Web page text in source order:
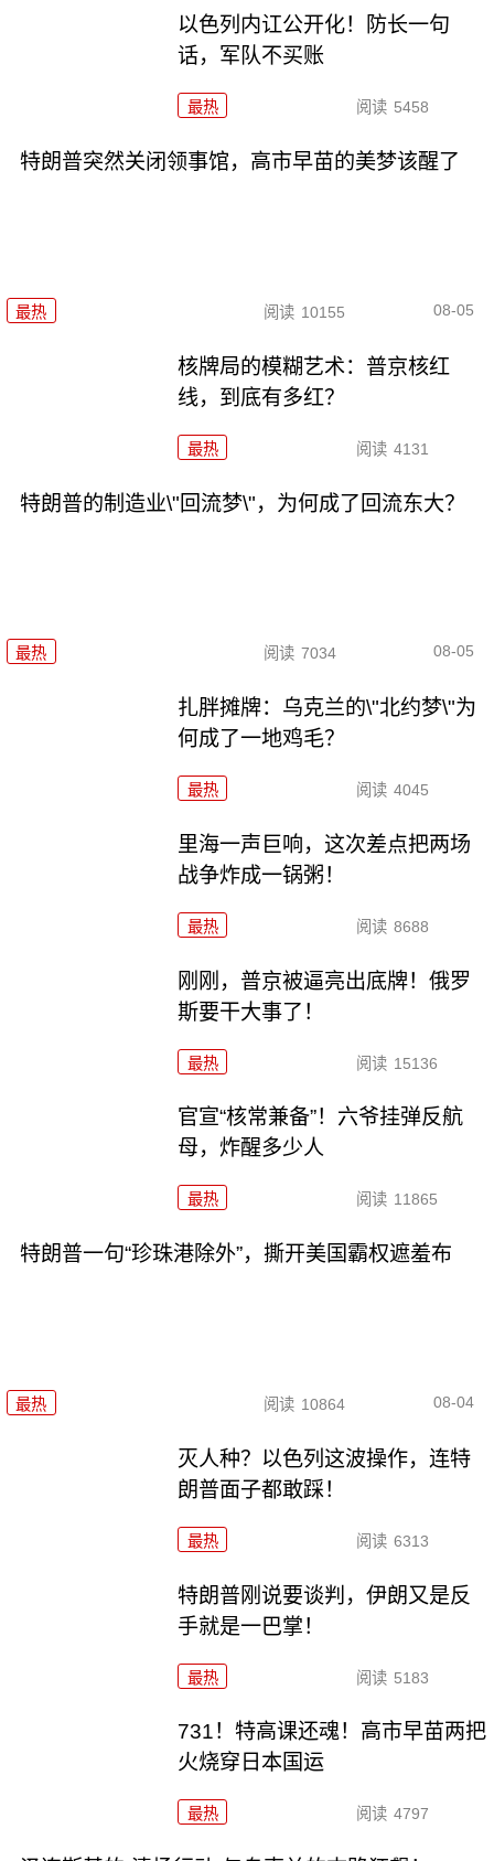
以色列内讧公开化！防长一句
话，军队不买账
最热 阅读 5458
特朗普突然关闭领事馆，高市早苗的美梦该醒了
最热 阅读 10155 08-05
核牌局的模糊艺术：普京核红
线，到底有多红？
最热 阅读 4131
特朗普的制造业\"回流梦\"，为何成了回流东大？
最热 阅读 7034 08-05
扎胖摊牌：乌克兰的\"北约梦\"为
何成了一地鸡毛？
最热 阅读 4045
里海一声巨响，这次差点把两场
战争炸成一锅粥！
最热 阅读 8688
刚刚，普京被逼亮出底牌！俄罗
斯要干大事了！
最热 阅读 15136
官宣“核常兼备”！六爷挂弹反航
母，炸醒多少人
最热 阅读 11865
特朗普一句“珍珠港除外”，撕开美国霸权遮羞布
最热 阅读 10864 08-04
灭人种？以色列这波操作，连特
朗普面子都敢踩！
最热 阅读 6313
特朗普刚说要谈判，伊朗又是反
手就是一巴掌！
最热 阅读 5183
731！特高课还魂！高市早苗两把
火烧穿日本国运
最热 阅读 4797